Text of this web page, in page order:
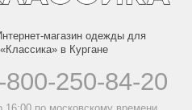
магазин одежды для
в Кургане
250-84-20